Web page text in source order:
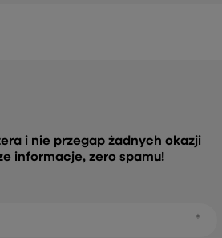
i nie przegap żadnych okazji
informacje, zero spamu!